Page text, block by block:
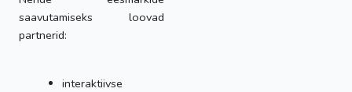
saavutamiseks loovad
partnerid:
interaktiivse